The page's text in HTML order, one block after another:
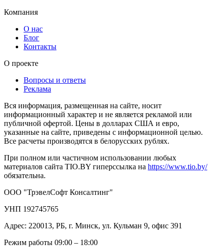
Компания
О нас
Блог
Контакты
О проекте
Вопросы и ответы
Реклама
Вся информация, размещенная на сайте, носит
информационный характер и не является рекламой или
публичной офертой. Цены в долларах США и евро,
указанные на сайте, приведены с информационной целью.
Все расчеты производятся в белорусских рублях.
При полном или частичном использовании любых
материалов сайта TIO.BY гиперссылка на https://www.tio.by/
обязательна.
ООО "ТрэвелСофт Консалтинг"
УНП 192745765
Адрес: 220013, РБ, г. Минск, ул. Кульман 9, офис 391
Режим работы 09:00 – 18:00